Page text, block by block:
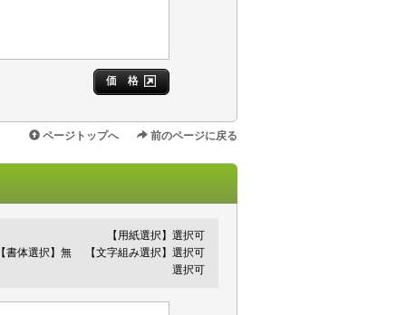
価 格
ページトップへ 前のページに戻る
【用紙選択】選択可
【書体選択】無
【文字組み選択】選択可
選択可